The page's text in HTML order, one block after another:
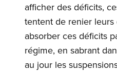
afficher des déficits,
tentent de renier
absorber ces déficits
régime, en sabrant
au jour les